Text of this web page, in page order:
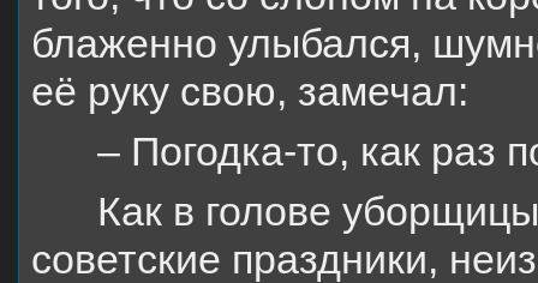
блаженно улыбался,
её руку свою, замечал:
– Погодка-то, как раз
Как в голове
советские праздники,